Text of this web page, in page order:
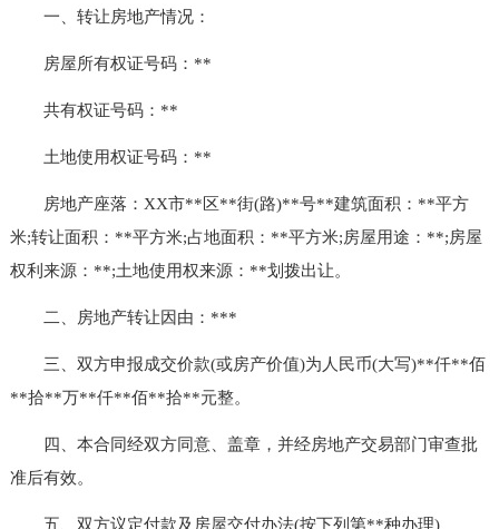
一、转让房地产情况：
房屋所有权证号码：**
共有权证号码：**
土地使用权证号码：**
房地产座落：XX市**区**街(路)**号**建筑面积：**平方
米;转让面积：**平方米;占地面积：**平方米;房屋用途：**;房屋
权利来源：**;土地使用权来源：**划拨出让。
二、房地产转让因由：***
三、双方申报成交价款(或房产价值)为人民币(大写)**仟**佰
**拾**万**仟**佰**拾**元整。
四、本合同经双方同意、盖章，并经房地产交易部门审查批
准后有效。
五、双方议定付款及房屋交付办法(按下列第**种办理)